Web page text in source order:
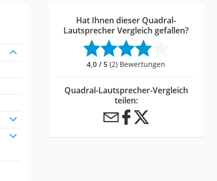
Hat Ihnen dieser Quadral-
Lautsprecher Vergleich gefallen?
4,0 / 5 (2) Bewertungen
Quadral-Lautsprecher-Vergleich
teilen: